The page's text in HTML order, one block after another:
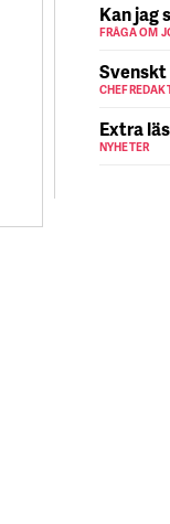
Kan jag
FRÅGA OM
Extra
NYHETER